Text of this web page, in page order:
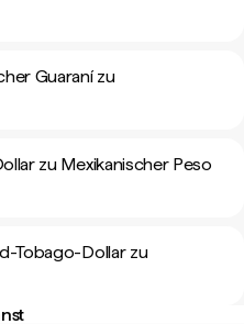
Guaraní zu
zu Mexikanischer Peso
Tobago-Dollar zu